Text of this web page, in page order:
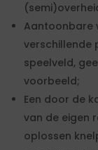
Aantoonbare
verschillende
speelveld,
voorbeeld;
Een door de
van de eigen
oplossen